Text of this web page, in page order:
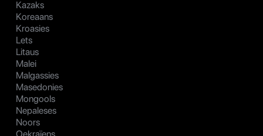
Kazaks
Koreaans
Kroasies
Lets
Litaus
Malei
Malgassies
Masedonies
Mongools
Nepaleses
Noors